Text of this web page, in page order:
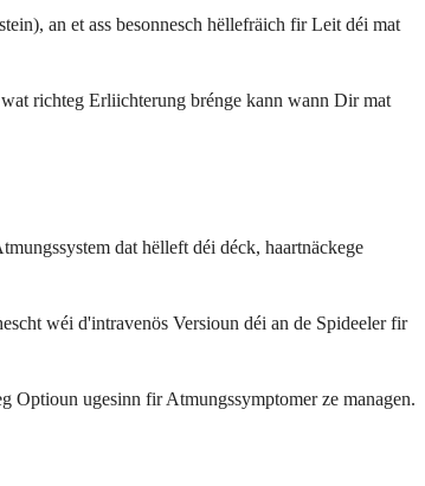
an et ass besonnesch hëllefräich fir Leit déi mat
richteg Erliichterung brénge kann wann Dir mat
dat hëlleft déi déck, haartnäckege
wéi d'intravenös Versioun déi an de Spideeler fir
Optioun ugesinn fir Atmungssymptomer ze managen.